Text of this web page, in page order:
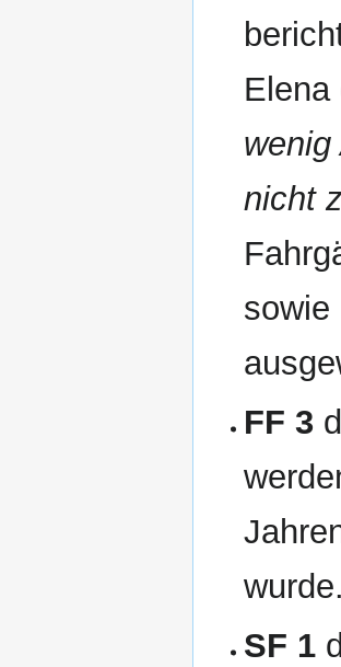
nicht
sowie
FF 3
SF 1